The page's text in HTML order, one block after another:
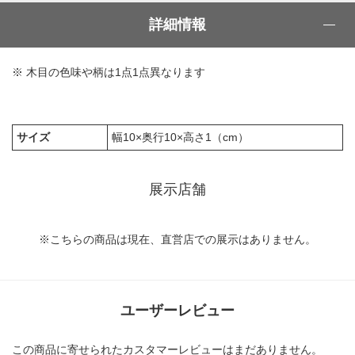
詳細情報
※ 木目の色味や柄は1点1点異なります
サイズ 幅10×奥行10×高さ1（cm）
展示店舗
※こちらの商品は現在、直営店での展示はありません。
ユーザーレビュー
この商品に寄せられたカスタマーレビューはまだありません。